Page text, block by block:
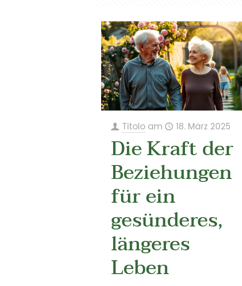
Titolo am 18. März 2025
Die Kraft der
Beziehungen
für ein
gesünderes,
längeres
Leben